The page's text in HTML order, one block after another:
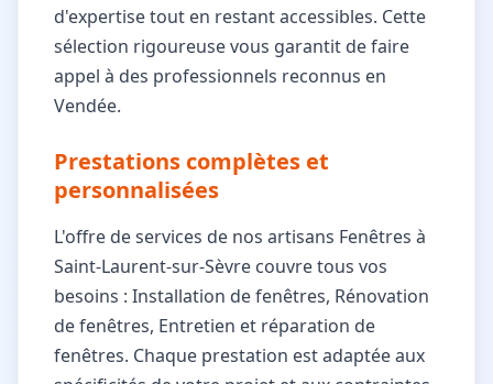
d'expertise tout en restant accessibles. Cette
sélection rigoureuse vous garantit de faire
appel à des professionnels reconnus en
Vendée.
Prestations complètes et
personnalisées
L'offre de services de nos artisans Fenêtres à
Saint-Laurent-sur-Sèvre couvre tous vos
besoins : Installation de fenêtres, Rénovation
de fenêtres, Entretien et réparation de
fenêtres. Chaque prestation est adaptée aux